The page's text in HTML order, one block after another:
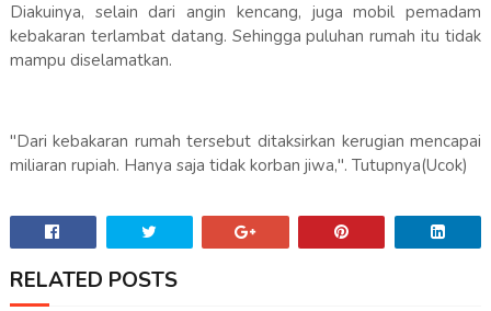
Diakuinya, selain dari angin kencang, juga mobil pemadam
kebakaran terlambat datang. Sehingga puluhan rumah itu tidak
mampu diselamatkan.
"Dari kebakaran rumah tersebut ditaksirkan kerugian mencapai
miliaran rupiah. Hanya saja tidak korban jiwa,". Tutupnya(Ucok)
RELATED POSTS